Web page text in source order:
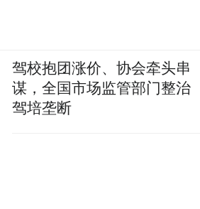
驾校抱团涨价、协会牵头串
谋，全国市场监管部门整治
驾培垄断